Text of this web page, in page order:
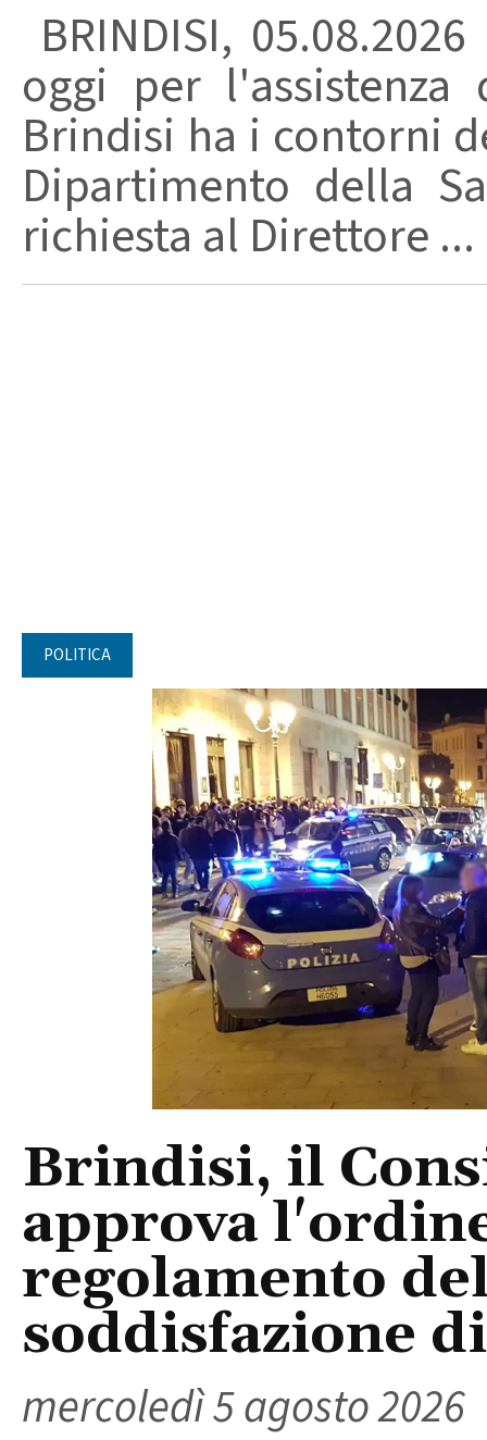
BRINDISI,
oggi per
Brindisi ha i contorni
Dipartimento della
richiesta al Direttore ...
POLITICA
Brindisi, il
approva
regolamento
soddisfazione
mercoledì 5 agosto 2026